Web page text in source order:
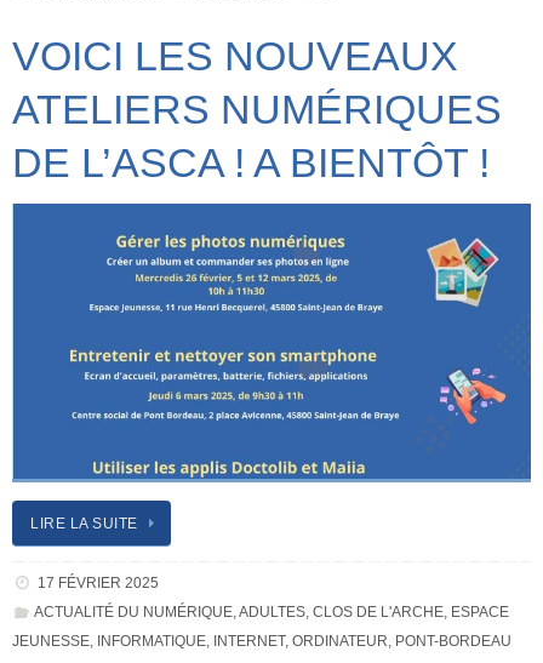
VOICI LES NOUVEAUX
ATELIERS NUMÉRIQUES
DE L’ASCA ! A BIENTÔT !
LIRE LA SUITE
17 FÉVRIER 2025
ACTUALITÉ DU NUMÉRIQUE,ADULTES, CLOS DE L'ARCHE, ESPACE
JEUNESSE, INFORMATIQUE, INTERNET, ORDINATEUR, PONT-BORDEAU